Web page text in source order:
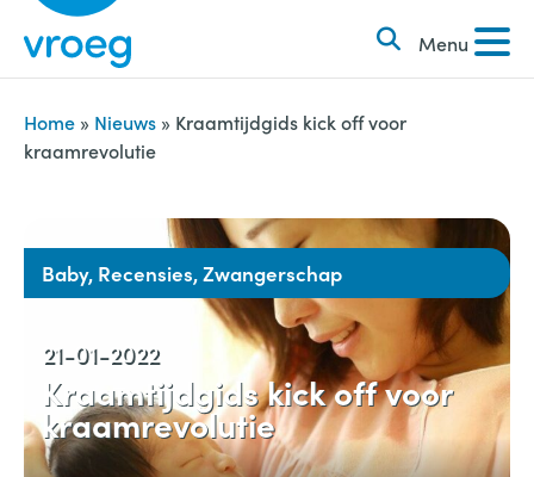
i
Menu
k
e
n
n
a
:
Home » Nieuws » Kraamtijdgids kick off voor
kraamrevolutie
Baby, Recensies, Zwangerschap
21-01-2022
Kraamtijdgids kick off voor
kraamrevolutie